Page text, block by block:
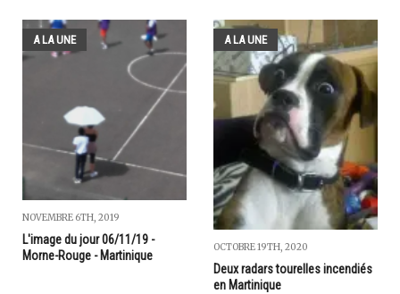
A LA UNE
NOVEMBRE 6TH, 2019
L'image du jour 06/11/19 -
Morne-Rouge - Martinique
A LA UNE
OCTOBRE 19TH, 2020
Deux radars tourelles incendiés
en Martinique